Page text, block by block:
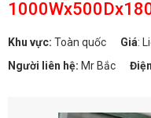
Khu vực: Toàn quốc Giá:
Người liên hệ: Mr Bắc